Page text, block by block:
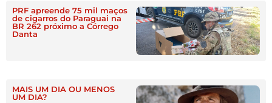
PRF apreende 75 mil maços
de cigarros do Paraguai na
BR 262 próximo a Córrego
Danta
MAIS UM DIA OU MENOS
UM DIA?